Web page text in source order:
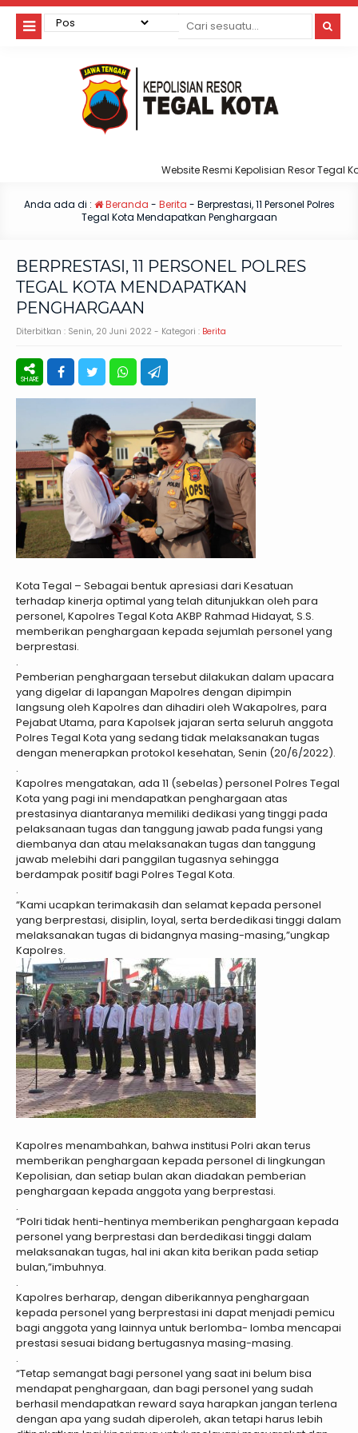
Website Resmi Kepolisian Resor Tegal Kota
Anda ada di : Beranda - Berita - Berprestasi, 11 Personel Polres
Tegal Kota Mendapatkan Penghargaan
BERPRESTASI, 11 PERSONEL POLRES
TEGAL KOTA MENDAPATKAN
PENGHARGAAN
Diterbitkan : Senin, 20 Juni 2022 - Kategori : Berita
Kota Tegal – Sebagai bentuk apresiasi dari Kesatuan
terhadap kinerja optimal yang telah ditunjukkan oleh para
personel, Kapolres Tegal Kota AKBP Rahmad Hidayat, S.S.
memberikan penghargaan kepada sejumlah personel yang
berprestasi.
.
Pemberian penghargaan tersebut dilakukan dalam upacara
yang digelar di lapangan Mapolres dengan dipimpin
langsung oleh Kapolres dan dihadiri oleh Wakapolres, para
Pejabat Utama, para Kapolsek jajaran serta seluruh anggota
Polres Tegal Kota yang sedang tidak melaksanakan tugas
dengan menerapkan protokol kesehatan, Senin (20/6/2022).
.
Kapolres mengatakan, ada 11 (sebelas) personel Polres Tegal
Kota yang pagi ini mendapatkan penghargaan atas
prestasinya diantaranya memiliki dedikasi yang tinggi pada
pelaksanaan tugas dan tanggung jawab pada fungsi yang
diembanya dan atau melaksanakan tugas dan tanggung
jawab melebihi dari panggilan tugasnya sehingga
berdampak positif bagi Polres Tegal Kota.
.
“Kami ucapkan terimakasih dan selamat kepada personel
yang berprestasi, disiplin, loyal, serta berdedikasi tinggi dalam
melaksanakan tugas di bidangnya masing-masing,”ungkap
Kapolres.
Kapolres menambahkan, bahwa institusi Polri akan terus
memberikan penghargaan kepada personel di lingkungan
Kepolisian, dan setiap bulan akan diadakan pemberian
penghargaan kepada anggota yang berprestasi.
.
“Polri tidak henti-hentinya memberikan penghargaan kepada
personel yang berprestasi dan berdedikasi tinggi dalam
melaksanakan tugas, hal ini akan kita berikan pada setiap
bulan,”imbuhnya.
.
Kapolres berharap, dengan diberikannya penghargaan
kepada personel yang berprestasi ini dapat menjadi pemicu
bagi anggota yang lainnya untuk berlomba- lomba mencapai
prestasi sesuai bidang bertugasnya masing-masing.
.
“Tetap semangat bagi personel yang saat ini belum bisa
mendapat penghargaan, dan bagi personel yang sudah
berhasil mendapatkan reward saya harapkan jangan terlena
dengan apa yang sudah diperoleh, akan tetapi harus lebih